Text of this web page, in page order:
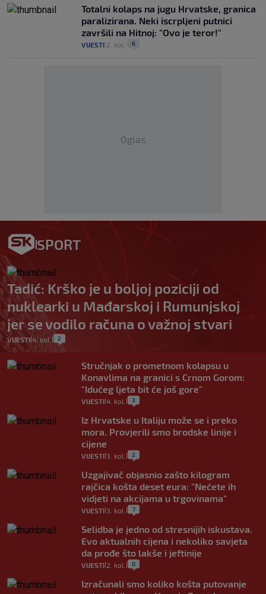
Totalni kolaps na jugu Hrvatske, granica
paralizirana. Neki iscrpljeni putnici
završili na Hitnoj: "Ovo je teror!"
VIJESTI 2. kol. 6
Oglas
SPORT
Tadić: Krško je u boljoj poziciji od
nuklearki u Mađarskoj i Rumunjskoj
jer se vodilo računa o važnoj stvari
VIJESTI 4. kol. 2
Stručnjak o prometnom kolapsu u
Konavlima na granici s Crnom Gorom:
"Idućeg ljeta bit će još gore"
VIJESTI 4. kol. 3
Iz Hrvatske u Italiju može se i preko
mora. Provjerili smo brodske linije i
cijene
VIJESTI 3. kol. 2
Uzgajivač objasnio zašto kilogram
rajčica košta deset eura: "Nećete ih
vidjeti na akcijama u trgovinama"
VIJESTI 3. kol. 7
Selidba je jedno od stresnijih iskustava.
Evo aktualnih cijena i nekoliko savjeta
da prođe što lakše i jeftinije
VIJESTI 2. kol. 0
Izračunali smo koliko košta putovanje